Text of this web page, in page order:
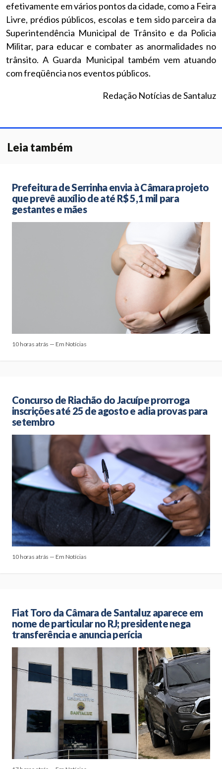
efetivamente em vários pontos da cidade, como a Feira
Livre, prédios públicos, escolas e tem sido parceira da
Superintendência Municipal de Trânsito e da Policia
Militar, para educar e combater as anormalidades no
trânsito. A Guarda Municipal também vem atuando
com freqüência nos eventos públicos.
Redação Notícias de Santaluz
Leia também
Prefeitura de Serrinha envia à Câmara projeto
que prevê auxílio de até R$ 5,1 mil para
gestantes e mães
10 horas atrás — Em Notícias
Concurso de Riachão do Jacuípe prorroga
inscrições até 25 de agosto e adia provas para
setembro
10 horas atrás — Em Notícias
Fiat Toro da Câmara de Santaluz aparece em
nome de particular no RJ; presidente nega
transferência e anuncia perícia